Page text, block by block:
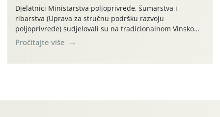
Djelatnici Ministarstva poljoprivrede, šumarstva i
ribarstva (Uprava za stručnu podršku razvoju
poljoprivrede) sudjelovali su na tradicionalnom Vinskom
forumu, održanom 24.07.2026. godine u Domu vinarske
tradicije u Putnikovićima na poluotoku Pelješcu, u
Pročitajte više